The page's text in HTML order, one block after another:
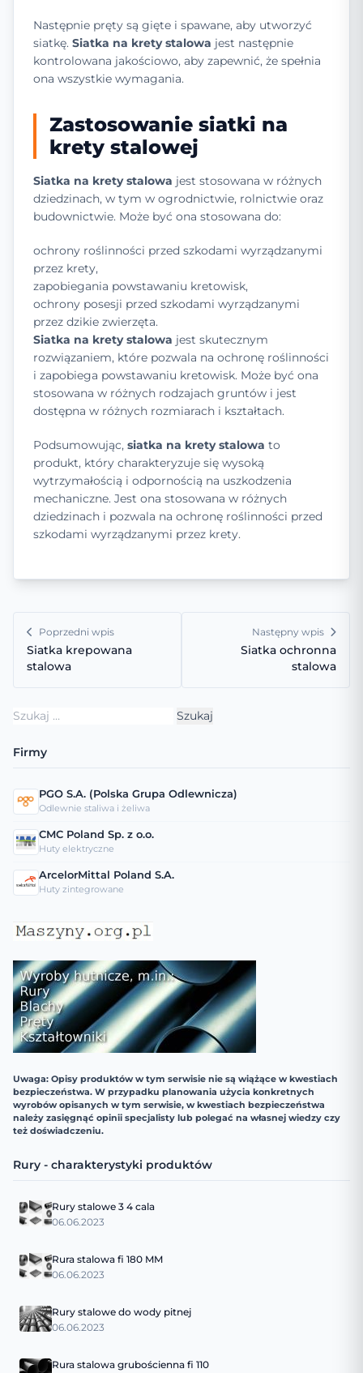
Następnie pręty są gięte i spawane, aby utworzyć
siatkę. Siatka na krety stalowa jest następnie
kontrolowana jakościowo, aby zapewnić, że spełnia
ona wszystkie wymagania.
Zastosowanie siatki na
krety stalowej
Siatka na krety stalowa jest stosowana w różnych
dziedzinach, w tym w ogrodnictwie, rolnictwie oraz
budownictwie. Może być ona stosowana do:
ochrony roślinności przed szkodami wyrządzanymi
przez krety,
zapobiegania powstawaniu kretowisk,
ochrony posesji przed szkodami wyrządzanymi
przez dzikie zwierzęta.
Siatka na krety stalowa jest skutecznym
rozwiązaniem, które pozwala na ochronę roślinności
i zapobiega powstawaniu kretowisk. Może być ona
stosowana w różnych rodzajach gruntów i jest
dostępna w różnych rozmiarach i kształtach.
Podsumowując, siatka na krety stalowa to
produkt, który charakteryzuje się wysoką
wytrzymałością i odpornością na uszkodzenia
mechaniczne. Jest ona stosowana w różnych
dziedzinach i pozwala na ochronę roślinności przed
szkodami wyrządzanymi przez krety.
Poprzedni wpis
Siatka krepowana
stalowa
Następny wpis
Siatka ochronna
stalowa
Szukaj:
Firmy
PGO S.A. (Polska Grupa Odlewnicza)
Odlewnie staliwa i żeliwa
CMC Poland Sp. z o.o.
Huty elektryczne
ArcelorMittal Poland S.A.
Huty zintegrowane
Uwaga: Opisy produktów w tym serwisie nie są wiążące w kwestiach
bezpieczeństwa. W przypadku planowania użycia konkretnych
wyrobów opisanych w tym serwisie, w kwestiach bezpieczeństwa
należy zasięgnąć opinii specjalisty lub polegać na własnej wiedzy czy
też doświadczeniu.
Rury - charakterystyki produktów
Rury stalowe 3 4 cala
06.06.2023
Rura stalowa fi 180 MM
06.06.2023
Rury stalowe do wody pitnej
06.06.2023
Rura stalowa grubościenna fi 110